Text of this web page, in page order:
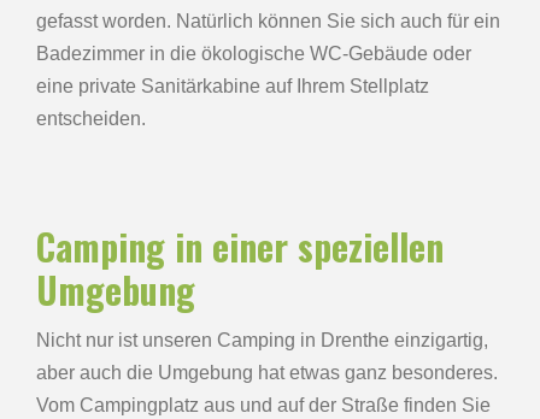
gefasst worden. Natürlich können Sie sich auch für ein
Badezimmer in die ökologische WC-Gebäude oder
eine private Sanitärkabine auf Ihrem Stellplatz
entscheiden.
Camping in einer speziellen
Umgebung
Nicht nur ist unseren Camping in Drenthe einzigartig,
aber auch die Umgebung hat etwas ganz besonderes.
Vom Campingplatz aus und auf der Straße finden Sie